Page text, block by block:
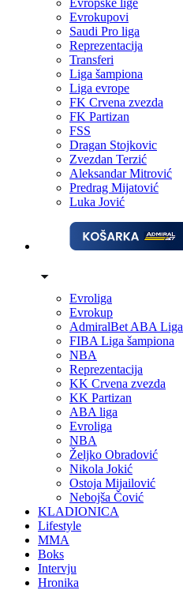
Evropske lige
Evrokupovi
Saudi Pro liga
Reprezentacija
Transferi
Liga šampiona
Liga evrope
FK Crvena zvezda
FK Partizan
FSS
Dragan Stojkovic
Zvezdan Terzić
Aleksandar Mitrović
Predrag Mijatović
Luka Jović
Evroliga
Evrokup
AdmiralBet ABA Liga
FIBA Liga šampiona
NBA
Reprezentacija
KK Crvena zvezda
KK Partizan
ABA liga
Evroliga
NBA
Željko Obradović
Nikola Jokić
Ostoja Mijailović
Nebojša Čović
KLADIONICA
Lifestyle
MMA
Boks
Intervju
Hronika